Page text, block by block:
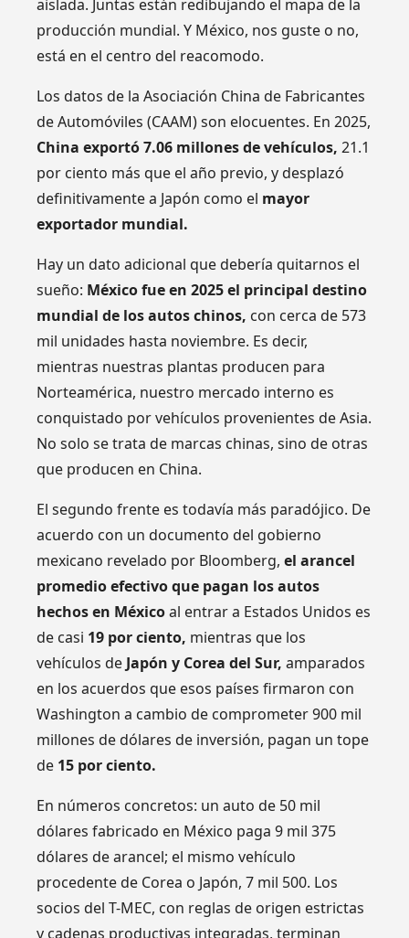
aislada. Juntas están redibujando el mapa de la
producción mundial. Y México, nos guste o no,
está en el centro del reacomodo.
Los datos de la Asociación China de Fabricantes
de Automóviles (CAAM) son elocuentes. En 2025,
China exportó 7.06 millones de vehículos, 21.1
por ciento más que el año previo, y desplazó
definitivamente a Japón como el mayor
exportador mundial.
Hay un dato adicional que debería quitarnos el
sueño: México fue en 2025 el principal destino
mundial de los autos chinos, con cerca de 573
mil unidades hasta noviembre. Es decir,
mientras nuestras plantas producen para
Norteamérica, nuestro mercado interno es
conquistado por vehículos provenientes de Asia.
No solo se trata de marcas chinas, sino de otras
que producen en China.
El segundo frente es todavía más paradójico. De
acuerdo con un documento del gobierno
mexicano revelado por Bloomberg, el arancel
promedio efectivo que pagan los autos
hechos en Méxicoal entrar a Estados Unidos es
de casi 19 por ciento, mientras que los
vehículos de Japón y Corea del Sur, amparados
en los acuerdos que esos países firmaron con
Washington a cambio de comprometer 900 mil
millones de dólares de inversión, pagan un tope
de 15 por ciento.
En números concretos: un auto de 50 mil
dólares fabricado en México paga 9 mil 375
dólares de arancel; el mismo vehículo
procedente de Corea o Japón, 7 mil 500. Los
socios del T-MEC, con reglas de origen estrictas
y cadenas productivas integradas, terminan